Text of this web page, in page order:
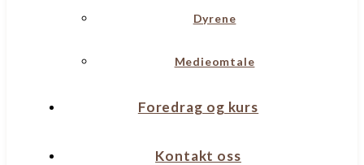
Dyrene
Medieomtale
Foredrag og kurs
Kontakt oss